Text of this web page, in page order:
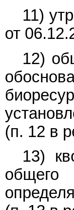
11)
от
12)
(п. 12 в
13)